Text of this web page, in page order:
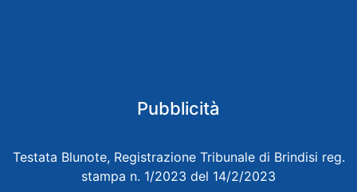
Pubblicità
Testata Blunote, Registrazione Tribunale di Brindisi reg.
stampa n. 1/2023 del 14/2/2023